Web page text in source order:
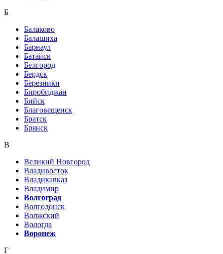
Б
Балаково
Балашиха
Барнаул
Батайск
Белгород
Бердск
Березники
Биробиджан
Бийск
Благовещенск
Братск
Брянск
В
Великий Новгород
Владивосток
Владикавказ
Владимир
Волгоград
Волгодонск
Волжский
Вологда
Воронеж
Г